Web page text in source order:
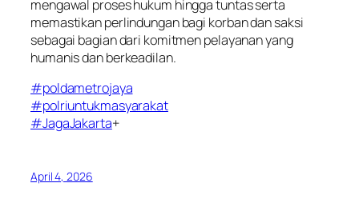
mengawal proses hukum hingga tuntas serta
memastikan perlindungan bagi korban dan saksi
sebagai bagian dari komitmen pelayanan yang
humanis dan berkeadilan.
#poldametrojaya
#polriuntukmasyarakat
#JagaJakarta+
April 4, 2026